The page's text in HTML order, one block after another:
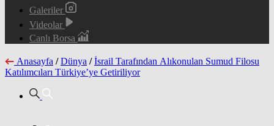
Galeriler
Videolar
Canlı Borsa
Anasayfa / Dünya / İsrail Tarafından Alıkonulan Sumud Filosu
Katılımcıları Türkiye’ye Getiriliyor